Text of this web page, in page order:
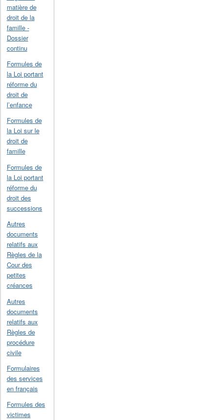
matière de
droit de la
famille -
Dossier
continu
Formules de
la Loi portant
réforme du
droit de
l’enfance
Formules de
la Loi sur le
droit de
famille
Formules de
la Loi portant
réforme du
droit des
successions
Autres
documents
relatifs aux
Règles de la
Cour des
petites
créances
Autres
documents
relatifs aux
Règles de
procédure
civile
Formulaires
des services
en français
Formules des
victimes